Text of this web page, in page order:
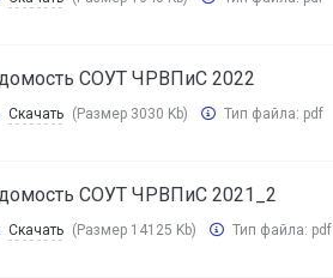
СОУТ ЧРВПиС 2022
Скачать (Размер 3030 Kb) Тип файла: pdf
СОУТ ЧРВПиС 2021_2
Скачать (Размер 14125 Kb) Тип файла: pdf